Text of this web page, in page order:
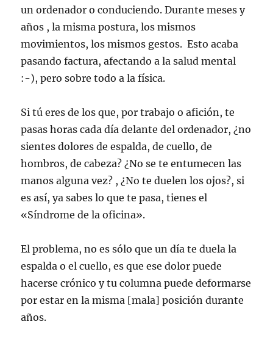
un ordenador o conduciendo. Durante meses y
años , la misma postura, los mismos
movimientos, los mismos gestos. Esto acaba
pasando factura, afectando a la salud mental
:-), pero sobre todo a la física.
Si tú eres de los que, por trabajo o afición, te
pasas horas cada día delante del ordenador, ¿no
sientes dolores de espalda, de cuello, de
hombros, de cabeza? ¿No se te entumecen las
manos alguna vez? , ¿No te duelen los ojos?, si
es así, ya sabes lo que te pasa, tienes el
«Síndrome de la oficina».
El problema, no es sólo que un día te duela la
espalda o el cuello, es que ese dolor puede
hacerse crónico y tu columna puede deformarse
por estar en la misma [mala] posición durante
años.